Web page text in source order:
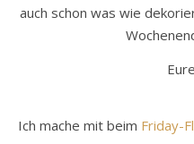
auch schon was wie
Ich mache mit beim Friday-